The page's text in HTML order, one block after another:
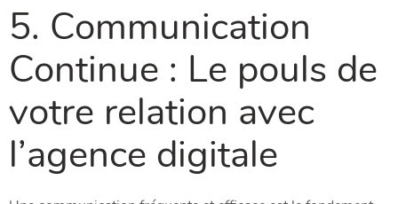
5. Communication
Continue : Le pouls de
votre relation avec
l’agence digitale